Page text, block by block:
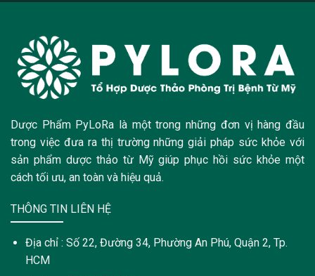
Dược Phẩm PyLoRa là một trong những đơn vị hàng đầu
trong việc đưa ra thị trường những giải pháp sức khỏe với
sản phẩm dược thảo từ Mỹ giúp phục hồi sức khỏe một
cách tối ưu, an toàn và hiệu quả.
THÔNG TIN LIÊN HỆ
Địa chỉ : Số 22, Đường 34, Phường An Phú, Quận 2, Tp.
HCM